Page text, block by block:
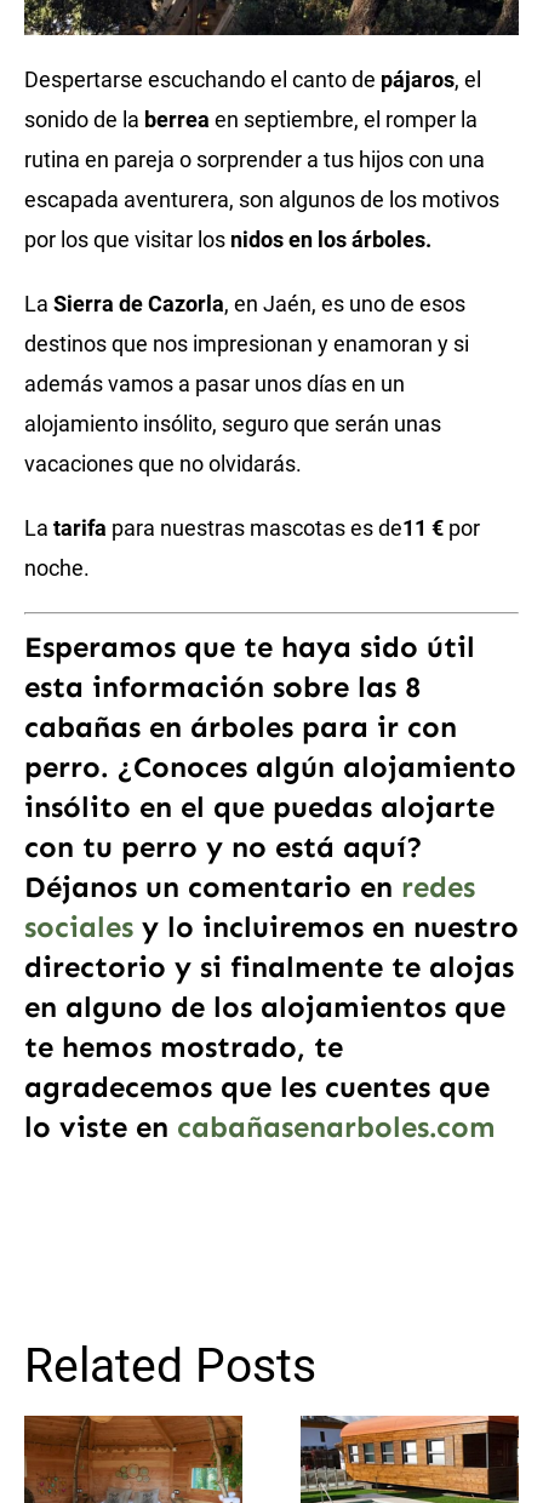
Despertarse escuchando el canto de pájaros, el
sonido de la berrea en septiembre, el romper la
rutina en pareja o sorprender a tus hijos con una
escapada aventurera, son algunos de los motivos
por los que visitar los nidos en los árboles.
La Sierra de Cazorla, en Jaén, es uno de esos
destinos que nos impresionan y enamoran y si
además vamos a pasar unos días en un
alojamiento insólito, seguro que serán unas
vacaciones que no olvidarás.
La tarifa para nuestras mascotas es de11 € por
noche.
Esperamos que te haya sido útil
esta información sobre las 8
cabañas en árboles para ir con
perro. ¿Conoces algún alojamiento
insólito en el que puedas alojarte
con tu perro y no está aquí?
Déjanos un comentario en redes
sociales y lo incluiremos en nuestro
directorio y si finalmente te alojas
en alguno de los alojamientos que
te hemos mostrado, te
agradecemos que les cuentes que
lo viste en cabañasenarboles.com
Related Posts